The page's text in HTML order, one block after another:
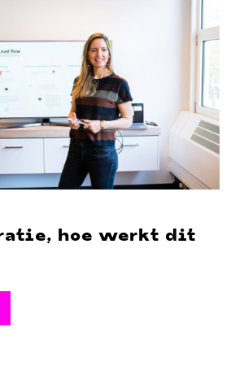
hoe werkt dit